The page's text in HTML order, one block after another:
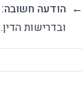
← הודעה חשובה:
ובדרישות הדין.